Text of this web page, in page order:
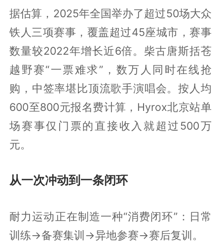
据估算，2025年全国举办了超过50场大众
铁人三项赛事，覆盖超过45座城市，赛事
数量较2022年增长近6倍。柴古唐斯括苍
越野赛“一票难求”，数万人同时在线抢
购，中签率堪比顶流歌手演唱会。按人均
600至800元报名费计算，Hyrox北京站单
场赛事仅门票的直接收入就超过500万
元。
从一次冲动到一条闭环
耐力运动正在制造一种“消费闭环”：日常
训练→备赛集训→异地参赛→赛后复训。